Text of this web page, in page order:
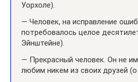
Уорхоле).
— Человек, на исправление
потребовалось целое
Эйнштейне).
— Прекрасный человек. Он не
любим никем из своих друзей